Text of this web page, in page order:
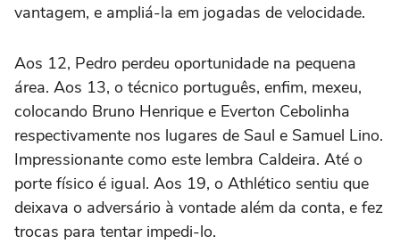
vantagem, e ampliá-la em jogadas de velocidade.
Aos 12, Pedro perdeu oportunidade na pequena
área. Aos 13, o técnico português, enfim, mexeu,
colocando Bruno Henrique e Everton Cebolinha
respectivamente nos lugares de Saul e Samuel Lino.
Impressionante como este lembra Caldeira. Até o
porte físico é igual. Aos 19, o Athlético sentiu que
deixava o adversário à vontade além da conta, e fez
trocas para tentar impedi-lo.